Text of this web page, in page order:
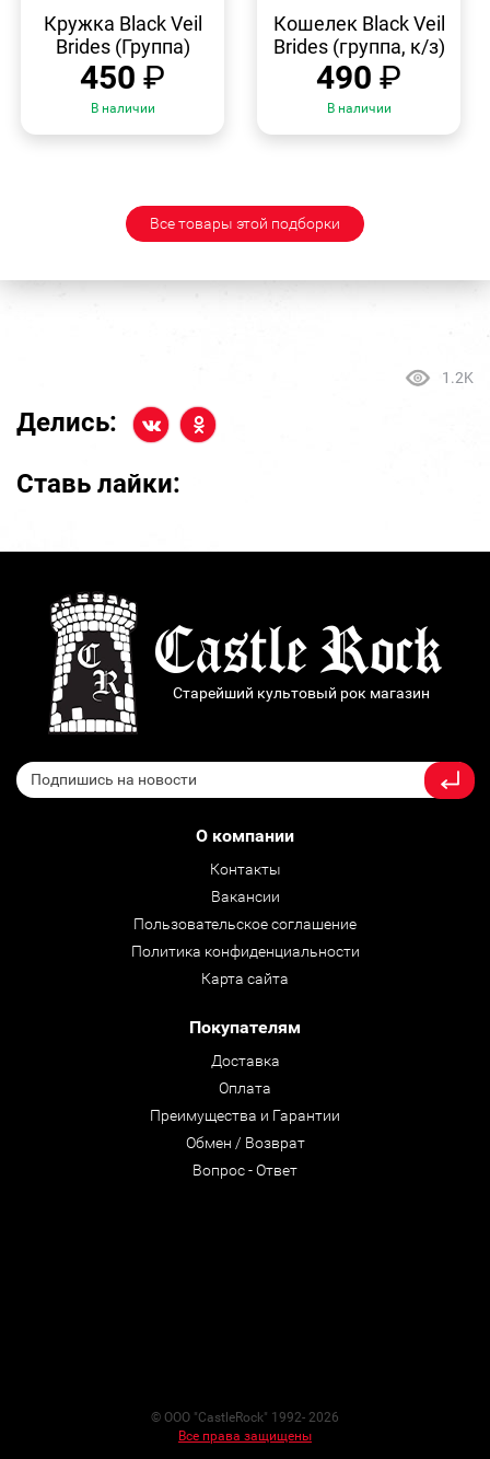
ПРОСМОТР
Кружка Black Veil
Brides (Группа)
450 ₽
В наличии
ПРОСМОТР
Кошелек Black Veil
Brides (группа, к/з)
490 ₽
В наличии
Все товары этой подборки
1.2K
Делись:
Ставь лайки:
Старейший культовый рок магазин
О компании
Контакты
Вакансии
Пользовательское соглашение
Политика конфиденциальности
Карта сайта
Покупателям
Доставка
Оплата
Преимущества и Гарантии
Обмен / Возврат
Вопрос - Ответ
© ООО "CastleRock" 1992- 2026
Все права защищены